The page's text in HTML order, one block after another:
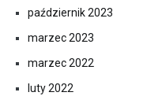
październik 2023
marzec 2023
marzec 2022
luty 2022